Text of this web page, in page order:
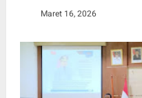
Maret 16, 2026